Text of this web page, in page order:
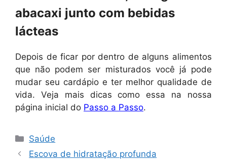
abacaxi junto com bebidas
lácteas
Depois de ficar por dentro de alguns alimentos
que não podem ser misturados você já pode
mudar seu cardápio e ter melhor qualidade de
vida. Veja mais dicas como essa na nossa
página inicial do Passo a Passo.
Categorias
Saúde
Escova de hidratação profunda